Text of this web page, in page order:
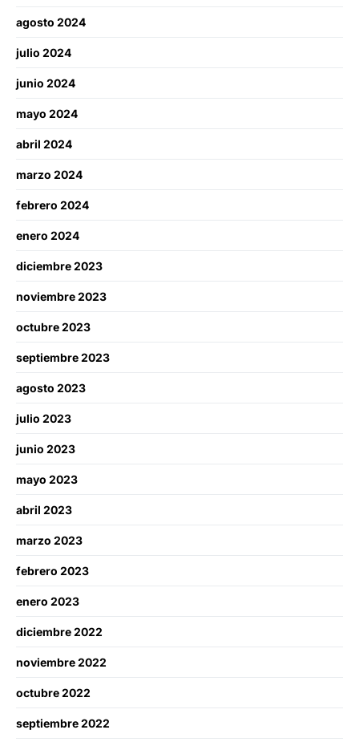
agosto 2024
julio 2024
junio 2024
mayo 2024
abril 2024
marzo 2024
febrero 2024
enero 2024
diciembre 2023
noviembre 2023
octubre 2023
septiembre 2023
agosto 2023
julio 2023
junio 2023
mayo 2023
abril 2023
marzo 2023
febrero 2023
enero 2023
diciembre 2022
noviembre 2022
octubre 2022
septiembre 2022